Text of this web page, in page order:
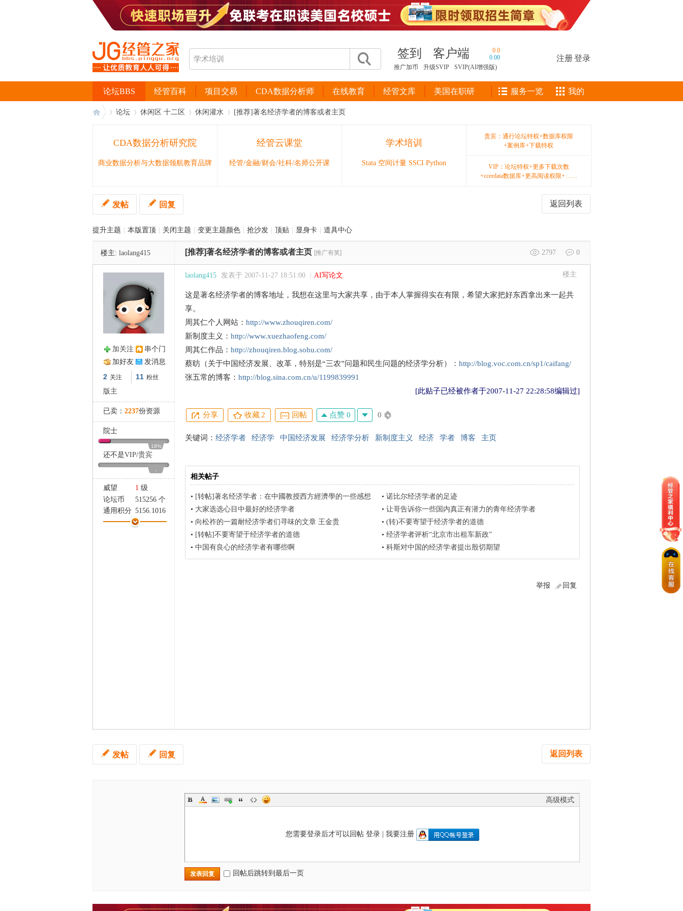
签到 客户端
0.0
0.00
推广加币
升级SVIP SVIP(AI增强版)
注册登录
经管百科 项目交易 CDA数据分析师 在线教育 经管文库 美国在职研
论坛BBS 服务一览 我的
论坛 休闲区 十二区 休闲灌水 [推荐]著名经济学者的博客或者主页
CDA数据分析研究院
商业数据分析与大数据领航教育品牌
经管云课堂
经管/金融/财会/社科/名师公开课
学术培训
Stata 空间计量 SSCI Python
贵宾：通行论坛特权+数据库权限
+案例库+下载特权
VIP：论坛特权+更多下载次数
+ccerdata数据库+更高阅读权限+……
返回列表
发帖 回复
提升主题 本版置顶 关闭主题 变更主题颜色 抢沙发 顶贴 显身卡 道具中心
楼主: laolang415 2797 0
[推荐]著名经济学者的博客或者主页 [推广有奖]
加关注
串个门
加好友
发消息
2 关注 11 粉丝
版主
已卖： 2237份资源
院士
18%
还不是VIP/贵宾
-
威望 1 级
论坛币
515256 个
通用积分 5156.1016
学术水平
80 点
楼主
laolang415 发表于 2007-11-27 18:51:00 AI写论文
这是著名经济学者的博客地址，我想在这里与大家共享，由于本人掌握得实在有限，希望大家把好东西拿出来一起共
享。
周其仁个人网站： http://www.zhouqiren.com/
新制度主义： http://www.xuezhaofeng.com/
周其仁作品： http://zhouqiren.blog.sohu.com/
蔡昉（关于中国经济发展、改革，特别是“三农”问题和民生问题的经济学分析）： http://blog.voc.com.cn/sp1/caifang/
张五常的博客： http://blog.sina.com.cn/u/1199839991
[此贴子已经被作者于2007-11-27 22:28:58编辑过]
分享 收藏2 回帖 点赞 0 0
关键词： 经济学者 经济学 中国经济发展 经济学分析 新制度主义 经济 学者 博客 主页
相关帖子
• [转帖]著名经济学者：在中國教授西方經濟學的一些感想 • 诺比尔经济学者的足迹
• 大家选选心目中最好的经济学者 • 让哥告诉你一些国内真正有潜力的青年经济学者
• 向松祚的一篇耐经济学者们寻味的文章 王金贵 • (转)不要寄望于经济学者的道德
• [转帖]不要寄望于经济学者的道德 • 经济学者评析“北京市出租车新政”
• 中国有良心的经济学者有哪些啊 • 科斯对中国的经济学者提出殷切期望
回复
举报
返回列表
发帖 回复
高级模式
您需要登录后才可以回帖 登录| 我要注册
发表回复 回帖后跳转到最后一页